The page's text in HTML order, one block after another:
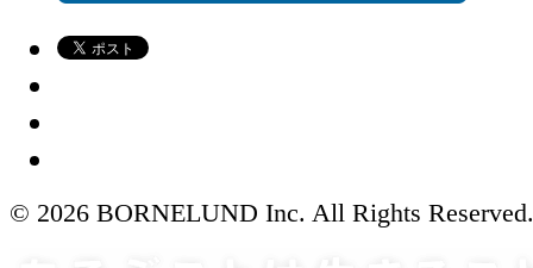
© 2026 BORNELUND Inc. All Rights Reserved.